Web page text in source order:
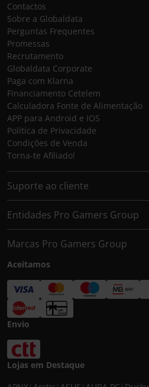
Contactos
Sobre a Globaldata
Perguntas Frequentes
Promessas
Recrutamento
Globaldata Corporate
Paga com Klarna
Financiamento Cetelem
Calculadora Fonte de Alimentação
APP para Android e IOS
Política de Privacidade
Condições de Venda
Torna-te Afiliado!
Suporte ao cliente
Entidades Pro Gamers Group
Marcas Pro Gamers Group
Aceitamos
Envio
Lojas em Destaque